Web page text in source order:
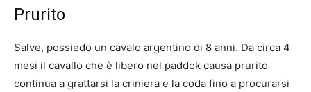
Prurito
Salve, possiedo un cavalo argentino di 8 anni. Da circa 4
mesi il cavallo che è libero nel paddok causa prurito
continua a grattarsi la criniera e la coda fino a procurarsi